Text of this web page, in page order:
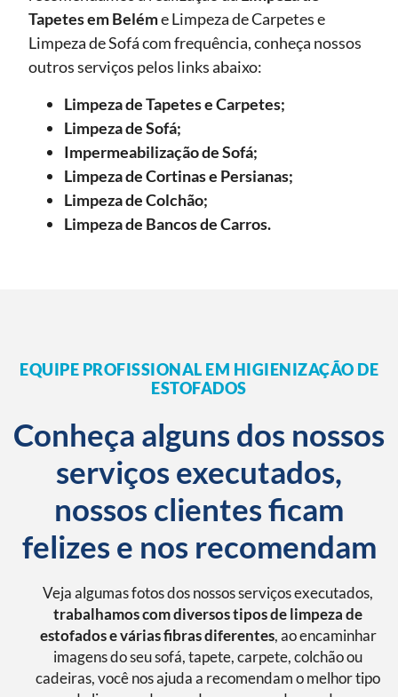
Tapetesem Beléme Limpeza de Carpetes e
Limpeza de Sofá com frequência, conheça nossos
outros serviços pelos links abaixo:
Limpeza de Tapetes e Carpetes;
Limpeza de Sofá;
Impermeabilização de Sofá;
Limpeza de Cortinas e Persianas;
Limpeza de Colchão;
Limpeza de Bancos de Carros.
EQUIPE PROFISSIONAL EM HIGIENIZAÇÃO DE
ESTOFADOS
Conheça alguns dos nossos
serviços executados,
nossos clientes ficam
felizes e nos recomendam
Veja algumas fotos dos nossos serviços executados,
trabalhamos com diversos tipos de limpeza de
estofados e várias fibras diferentes, ao encaminhar
imagens do seu sofá, tapete, carpete, colchão ou
cadeiras, você nos ajuda a recomendam o melhor tipo